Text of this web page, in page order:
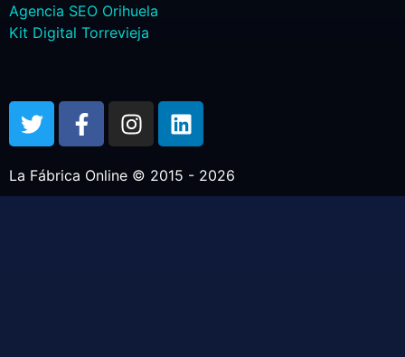
Agencia SEO Orihuela
Kit Digital Torrevieja
La Fábrica Online © 2015 - 2026